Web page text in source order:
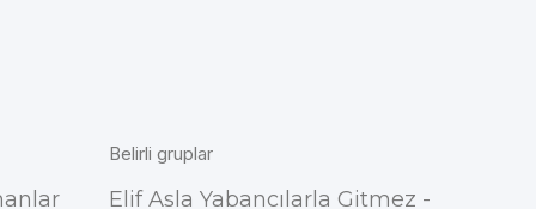
Belirli gruplar
Elif Asla Yabancılarla Gitmez -